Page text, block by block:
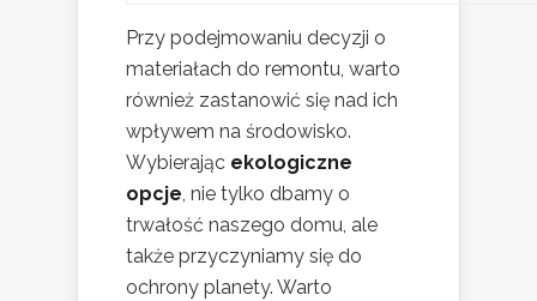
Przy podejmowaniu decyzji o
materiałach do remontu, warto
również zastanowić się nad ich
wpływem na środowisko.
Wybierając ekologiczne
opcje, nie tylko dbamy o
trwałość naszego domu, ale
także przyczyniamy się do
ochrony planety. Warto